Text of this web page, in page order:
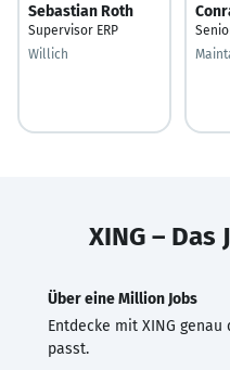
Sebastian Roth
Supervisor ERP
Willich
XING –
Über eine Million Jobs
Entdecke mit XING
passt.